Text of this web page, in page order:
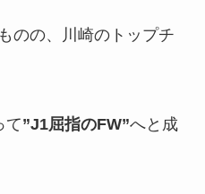
のの、川崎のトップチ
て”J1屈指のFW”へと成